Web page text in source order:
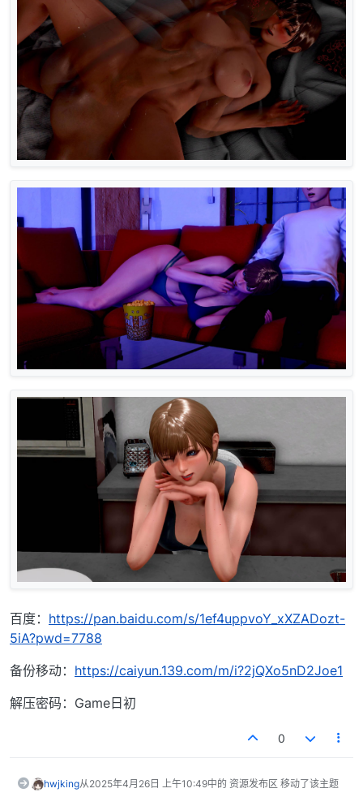
百度： https://pan.baidu.com/s/1ef4uppvoY_xXZADozt-
5iA?pwd=7788
备份移动： https://caiyun.139.com/m/i?2jQXo5nD2Joe1
解压密码：Game日初
0
hwjking从2025年4月26日 上午10:49中的 资源发布区 移动了该主题